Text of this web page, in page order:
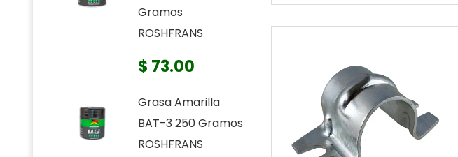
Gramos
ROSHFRANS
$ 73.00
Grasa Amarilla
BAT-3 250 Gramos
ROSHFRANS